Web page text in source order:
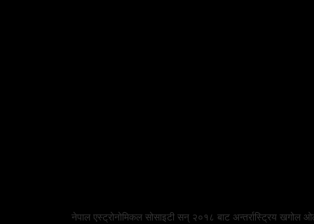
नेपाल एस्ट्रोनोमिकल सोसाइटी सन् २०१८ बाट अन्तर्रास्ट्रिय